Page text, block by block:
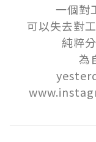
一個對
可以失去對
純粹
為